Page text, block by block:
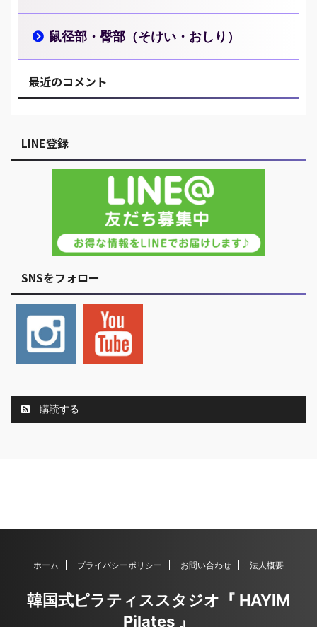
鼠径部・臀部（そけい・おしり）
最近のコメント
LINE登録
SNSをフォロー
購読する
ホーム プライバシーポリシー お問い合わせ 法人概要
韓国式ピラティススタジオ『 HAYIM
Pilates 』